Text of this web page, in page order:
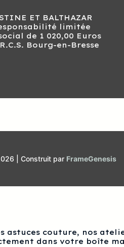
ET BALTHAZAR
limitée
de 1 020,00 Euros
R.C.S. Bourg-en-Bresse
| Construit par FrameGenesis
astuces couture, nos
dans votre boîte